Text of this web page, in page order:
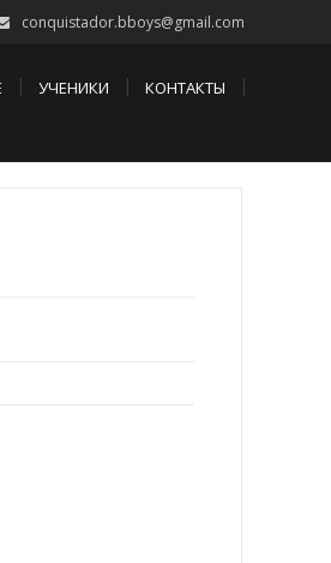
conquistador.bboys@gmail.com
УЧЕНИКИ КОНТАКТЫ